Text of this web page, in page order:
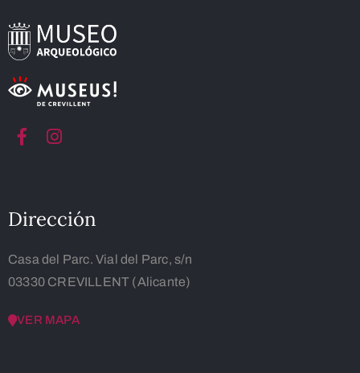
Dirección
Casa del Parc. Vial del Parc, s/n
03330 CREVILLENT (Alicante)
VER MAPA